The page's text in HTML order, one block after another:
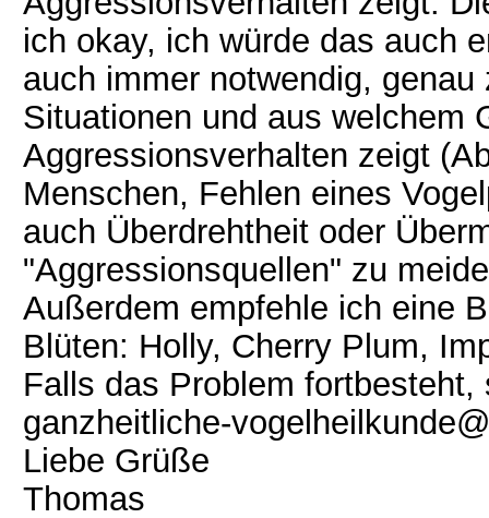
ich okay, ich würde das auch
auch immer notwendig,
Situationen und aus welchem
Aggressionsverhalten zeigt
Menschen, Fehlen eines
auch Überdrehtheit oder
"Aggressionsquellen" zu
Außerdem empfehle ich eine
Blüten: Holly, Cherry Plum,
Falls das Problem
ganzheitliche-
Liebe Grüße
Thomas